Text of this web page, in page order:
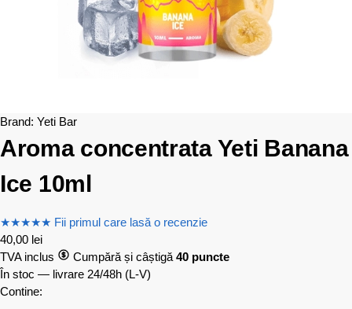
Brand: Yeti Bar
Aroma concentrata Yeti Banana
Ice 10ml
★★★★★ Fii primul care lasă o recenzie
40,00 lei
TVA inclus
Cumpără și câștigă 40 puncte
În stoc — livrare 24/48h (L-V)
Contine: